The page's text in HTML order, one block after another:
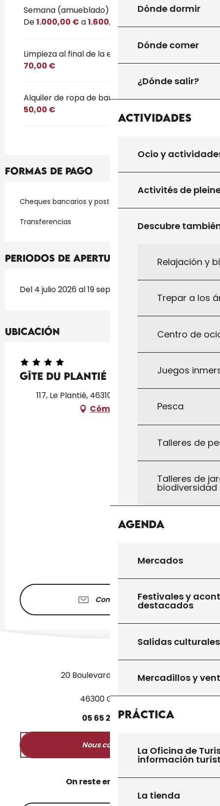
Dónde dormir
Dónde comer
¿Dónde salir?
Actividades
Ocio y
Activités de
Descubre
Relajación y
Trepar a los
Centro de
Juegos
Pesca
Talleres de
Talleres de
biodiversidad
Agenda
Mercados
Festivales y
destacados
Salidas culturales
Mercadillos y
Práctica
La Oficina de
información
La tienda
Semana (amueblado)
De1.000,00 € a1.600,00 €
Limpieza al final de la estancia
70,00 €
Alquiler de ropa de baño y sábanas
50,00 €
Formas de pago
Cheques bancarios y postales
Transferencias
Periodos de apertura
Del 4 julio 2026 al 19 septiembre 2026
Ubicación
Gîte du Plantié
117, Le Plantié, 46310 Saint-Chamarand
Cómo llegar
Contáctenos
20 Boulevard des Martyrs
46300 Gourdon
05 65 27 5250
Nous contacter
On reste en contact ?